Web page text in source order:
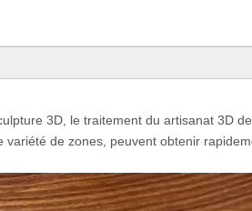
3D, le traitement du artisanat 3D
de zones, peuvent obtenir